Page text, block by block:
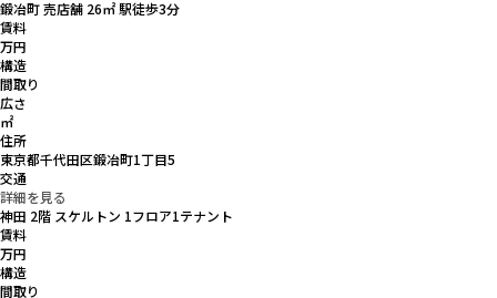
鍛冶町 売店舗 26㎡ 駅徒歩3分
賃料
万円
構造
間取り
広さ
㎡
住所
東京都千代田区鍛冶町1丁目5
交通
詳細を見る
神田 2階 スケルトン 1フロア1テナント
賃料
万円
構造
間取り